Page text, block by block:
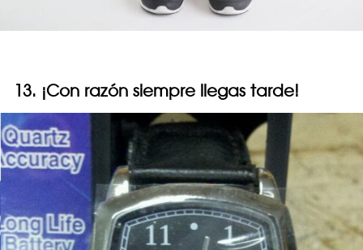
13. ¡Con razón siempre llegas tarde!